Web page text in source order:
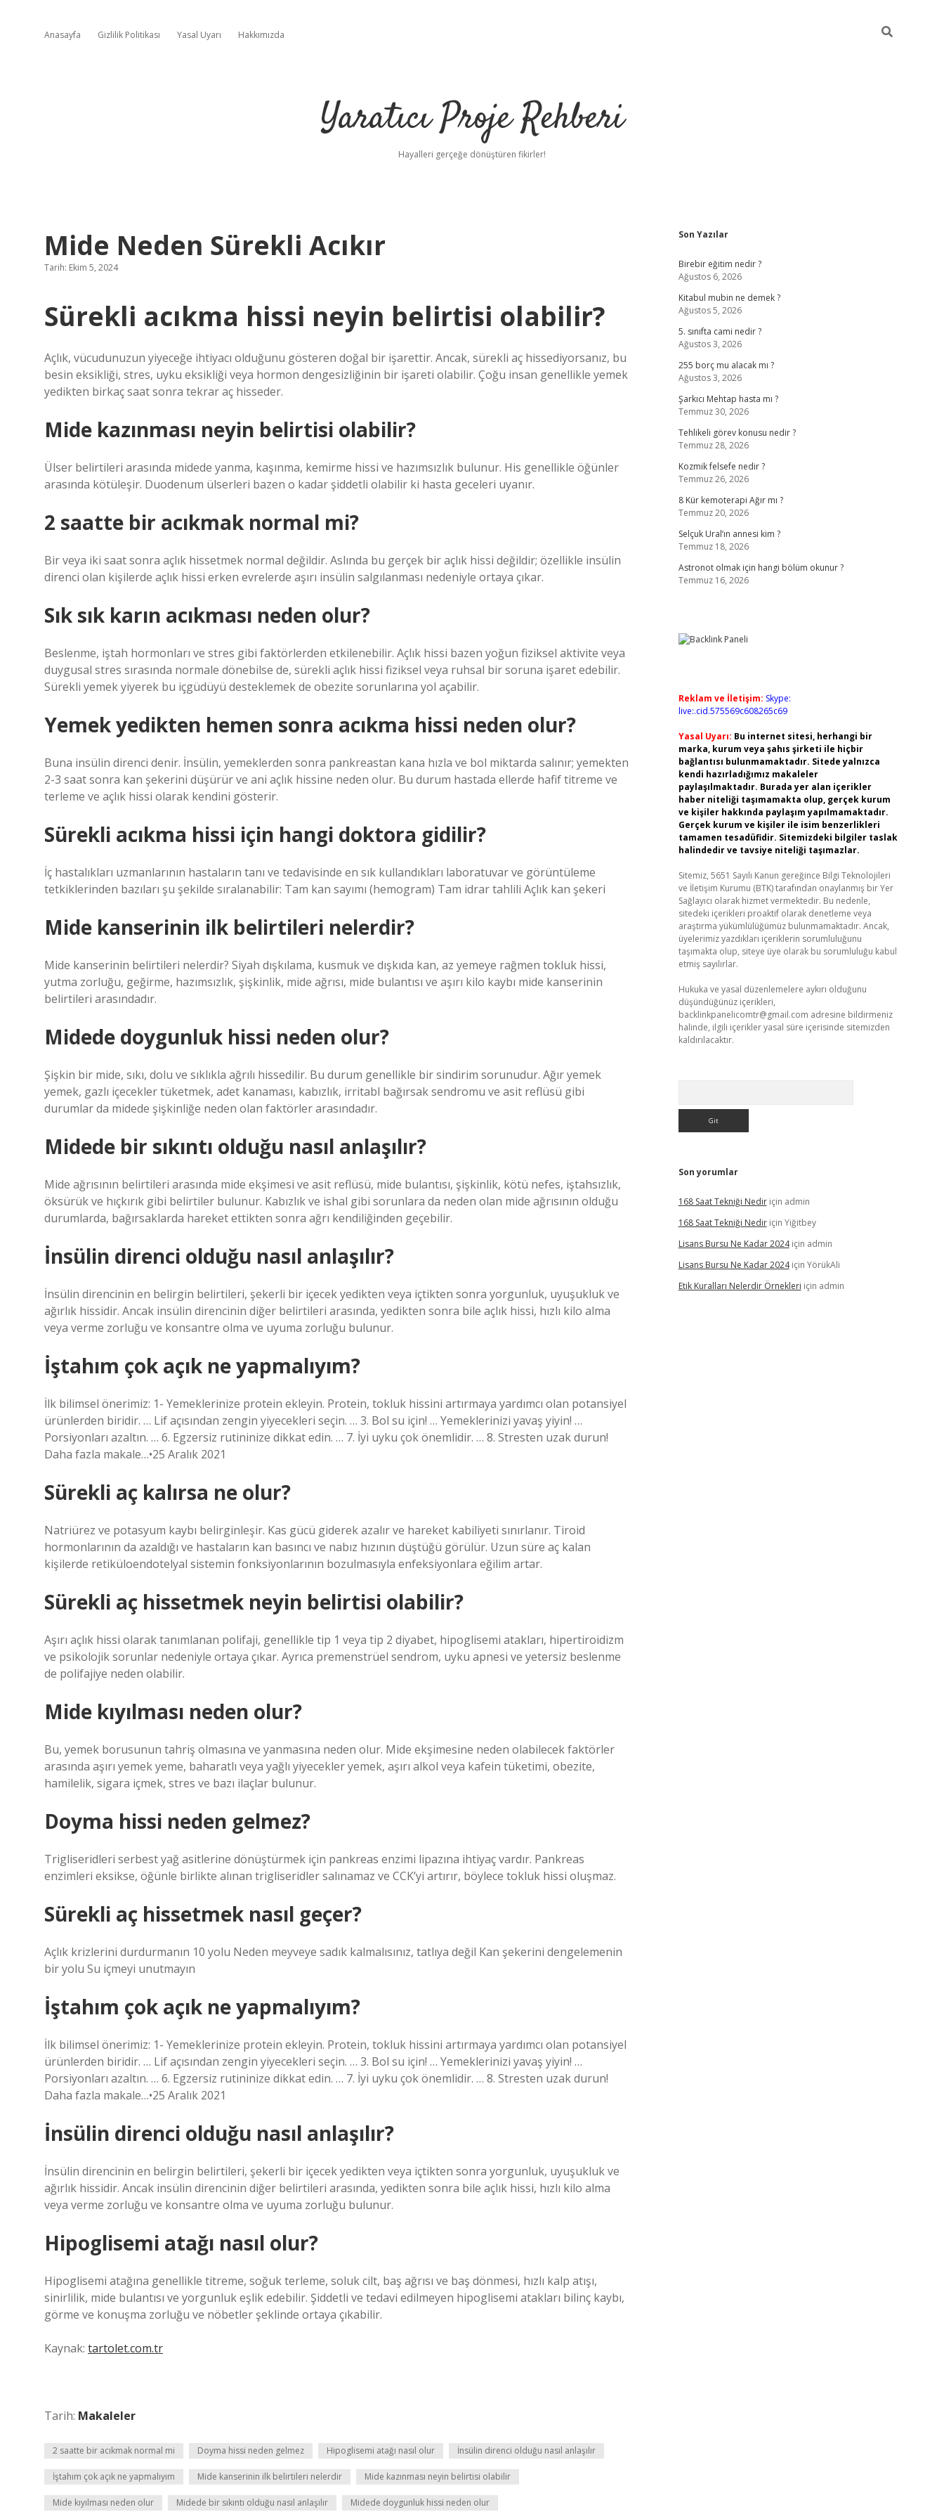
Anasayfa Gizlilik Politikası Yasal Uyarı Hakkımızda
Yaratıcı Proje Rehberi
Hayalleri gerçeğe dönüştüren fikirler!
Mide Neden Sürekli Acıkır
Tarih: Ekim 5, 2024
Sürekli acıkma hissi neyin belirtisi olabilir?
Açlık, vücudunuzun yiyeceğe ihtiyacı olduğunu gösteren doğal bir işarettir. Ancak, sürekli aç hissediyorsanız, bu
besin eksikliği, stres, uyku eksikliği veya hormon dengesizliğinin bir işareti olabilir. Çoğu insan genellikle yemek
yedikten birkaç saat sonra tekrar aç hisseder.
Mide kazınması neyin belirtisi olabilir?
Ülser belirtileri arasında midede yanma, kaşınma, kemirme hissi ve hazımsızlık bulunur. His genellikle öğünler
arasında kötüleşir. Duodenum ülserleri bazen o kadar şiddetli olabilir ki hasta geceleri uyanır.
2 saatte bir acıkmak normal mi?
Bir veya iki saat sonra açlık hissetmek normal değildir. Aslında bu gerçek bir açlık hissi değildir; özellikle insülin
direnci olan kişilerde açlık hissi erken evrelerde aşırı insülin salgılanması nedeniyle ortaya çıkar.
Sık sık karın acıkması neden olur?
Beslenme, iştah hormonları ve stres gibi faktörlerden etkilenebilir. Açlık hissi bazen yoğun fiziksel aktivite veya
duygusal stres sırasında normale dönebilse de, sürekli açlık hissi fiziksel veya ruhsal bir soruna işaret edebilir.
Sürekli yemek yiyerek bu içgüdüyü desteklemek de obezite sorunlarına yol açabilir.
Yemek yedikten hemen sonra acıkma hissi neden olur?
Buna insülin direnci denir. İnsülin, yemeklerden sonra pankreastan kana hızla ve bol miktarda salınır; yemekten
2-3 saat sonra kan şekerini düşürür ve ani açlık hissine neden olur. Bu durum hastada ellerde hafif titreme ve
terleme ve açlık hissi olarak kendini gösterir.
Sürekli acıkma hissi için hangi doktora gidilir?
İç hastalıkları uzmanlarının hastaların tanı ve tedavisinde en sık kullandıkları laboratuvar ve görüntüleme
tetkiklerinden bazıları şu şekilde sıralanabilir: Tam kan sayımı (hemogram) Tam idrar tahlili Açlık kan şekeri
Mide kanserinin ilk belirtileri nelerdir?
Mide kanserinin belirtileri nelerdir? Siyah dışkılama, kusmuk ve dışkıda kan, az yemeye rağmen tokluk hissi,
yutma zorluğu, geğirme, hazımsızlık, şişkinlik, mide ağrısı, mide bulantısı ve aşırı kilo kaybı mide kanserinin
belirtileri arasındadır.
Midede doygunluk hissi neden olur?
Şişkin bir mide, sıkı, dolu ve sıklıkla ağrılı hissedilir. Bu durum genellikle bir sindirim sorunudur. Ağır yemek
yemek, gazlı içecekler tüketmek, adet kanaması, kabızlık, irritabl bağırsak sendromu ve asit reflüsü gibi
durumlar da midede şişkinliğe neden olan faktörler arasındadır.
Midede bir sıkıntı olduğu nasıl anlaşılır?
Mide ağrısının belirtileri arasında mide ekşimesi ve asit reflüsü, mide bulantısı, şişkinlik, kötü nefes, iştahsızlık,
öksürük ve hıçkırık gibi belirtiler bulunur. Kabızlık ve ishal gibi sorunlara da neden olan mide ağrısının olduğu
durumlarda, bağırsaklarda hareket ettikten sonra ağrı kendiliğinden geçebilir.
İnsülin direnci olduğu nasıl anlaşılır?
İnsülin direncinin en belirgin belirtileri, şekerli bir içecek yedikten veya içtikten sonra yorgunluk, uyuşukluk ve
ağırlık hissidir. Ancak insülin direncinin diğer belirtileri arasında, yedikten sonra bile açlık hissi, hızlı kilo alma
veya verme zorluğu ve konsantre olma ve uyuma zorluğu bulunur.
İştahım çok açık ne yapmalıyım?
İlk bilimsel önerimiz: 1- Yemeklerinize protein ekleyin. Protein, tokluk hissini artırmaya yardımcı olan potansiyel
ürünlerden biridir. … Lif açısından zengin yiyecekleri seçin. … 3. Bol su için! … Yemeklerinizi yavaş yiyin! …
Porsiyonları azaltın. … 6. Egzersiz rutininize dikkat edin. … 7. İyi uyku çok önemlidir. … 8. Stresten uzak durun!
Daha fazla makale…•25 Aralık 2021
Sürekli aç kalırsa ne olur?
Natriürez ve potasyum kaybı belirginleşir. Kas gücü giderek azalır ve hareket kabiliyeti sınırlanır. Tiroid
hormonlarının da azaldığı ve hastaların kan basıncı ve nabız hızının düştüğü görülür. Uzun süre aç kalan
kişilerde retiküloendotelyal sistemin fonksiyonlarının bozulmasıyla enfeksiyonlara eğilim artar.
Sürekli aç hissetmek neyin belirtisi olabilir?
Aşırı açlık hissi olarak tanımlanan polifaji, genellikle tip 1 veya tip 2 diyabet, hipoglisemi atakları, hipertiroidizm
ve psikolojik sorunlar nedeniyle ortaya çıkar. Ayrıca premenstrüel sendrom, uyku apnesi ve yetersiz beslenme
de polifajiye neden olabilir.
Mide kıyılması neden olur?
Bu, yemek borusunun tahriş olmasına ve yanmasına neden olur. Mide ekşimesine neden olabilecek faktörler
arasında aşırı yemek yeme, baharatlı veya yağlı yiyecekler yemek, aşırı alkol veya kafein tüketimi, obezite,
hamilelik, sigara içmek, stres ve bazı ilaçlar bulunur.
Doyma hissi neden gelmez?
Trigliseridleri serbest yağ asitlerine dönüştürmek için pankreas enzimi lipazına ihtiyaç vardır. Pankreas
enzimleri eksikse, öğünle birlikte alınan trigliseridler salınamaz ve CCK’yi artırır, böylece tokluk hissi oluşmaz.
Sürekli aç hissetmek nasıl geçer?
Açlık krizlerini durdurmanın 10 yolu Neden meyveye sadık kalmalısınız, tatlıya değil Kan şekerini dengelemenin
bir yolu Su içmeyi unutmayın
İştahım çok açık ne yapmalıyım?
İlk bilimsel önerimiz: 1- Yemeklerinize protein ekleyin. Protein, tokluk hissini artırmaya yardımcı olan potansiyel
ürünlerden biridir. … Lif açısından zengin yiyecekleri seçin. … 3. Bol su için! … Yemeklerinizi yavaş yiyin! …
Porsiyonları azaltın. … 6. Egzersiz rutininize dikkat edin. … 7. İyi uyku çok önemlidir. … 8. Stresten uzak durun!
Daha fazla makale…•25 Aralık 2021
İnsülin direnci olduğu nasıl anlaşılır?
İnsülin direncinin en belirgin belirtileri, şekerli bir içecek yedikten veya içtikten sonra yorgunluk, uyuşukluk ve
ağırlık hissidir. Ancak insülin direncinin diğer belirtileri arasında, yedikten sonra bile açlık hissi, hızlı kilo alma
veya verme zorluğu ve konsantre olma ve uyuma zorluğu bulunur.
Hipoglisemi atağı nasıl olur?
Hipoglisemi atağına genellikle titreme, soğuk terleme, soluk cilt, baş ağrısı ve baş dönmesi, hızlı kalp atışı,
sinirlilik, mide bulantısı ve yorgunluk eşlik edebilir. Şiddetli ve tedavi edilmeyen hipoglisemi atakları bilinç kaybı,
görme ve konuşma zorluğu ve nöbetler şeklinde ortaya çıkabilir.
Kaynak: tartolet.com.tr
Tarih: Makaleler
2 saatte bir acıkmak normal mi Doyma hissi neden gelmez Hipoglisemi atağı nasıl olur İnsülin direnci olduğu nasıl anlaşılır
İştahım çok açık ne yapmalıyım Mide kanserinin ilk belirtileri nelerdir Mide kazınması neyin belirtisi olabilir
Mide kıyılması neden olur Midede bir sıkıntı olduğu nasıl anlaşılır Midede doygunluk hissi neden olur
Sidebar
Son Yazılar
Birebir eğitim nedir ?
Ağustos 6, 2026
Kitabul mubin ne demek ?
Ağustos 5, 2026
5. sınıfta cami nedir ?
Ağustos 3, 2026
255 borç mu alacak mı ?
Ağustos 3, 2026
Şarkıcı Mehtap hasta mı ?
Temmuz 30, 2026
Tehlikeli görev konusu nedir ?
Temmuz 28, 2026
Kozmik felsefe nedir ?
Temmuz 26, 2026
8 Kür kemoterapi Ağır mı ?
Temmuz 20, 2026
Selçuk Ural’ın annesi kim ?
Temmuz 18, 2026
Astronot olmak için hangi bölüm okunur ?
Temmuz 16, 2026
Reklam ve İletişim: Skype:
live:.cid.575569c608265c69
Yasal Uyarı: Bu internet sitesi, herhangi bir
marka, kurum veya şahıs şirketi ile hiçbir
bağlantısı bulunmamaktadır. Sitede yalnızca
kendi hazırladığımız makaleler
paylaşılmaktadır. Burada yer alan içerikler
haber niteliği taşımamakta olup, gerçek kurum
ve kişiler hakkında paylaşım yapılmamaktadır.
Gerçek kurum ve kişiler ile isim benzerlikleri
tamamen tesadüfidir. Sitemizdeki bilgiler taslak
halindedir ve tavsiye niteliği taşımazlar.
Sitemiz, 5651 Sayılı Kanun gereğince Bilgi Teknolojileri
ve İletişim Kurumu (BTK) tarafından onaylanmış bir Yer
Sağlayıcı olarak hizmet vermektedir. Bu nedenle,
sitedeki içerikleri proaktif olarak denetleme veya
araştırma yükümlülüğümüz bulunmamaktadır. Ancak,
üyelerimiz yazdıkları içeriklerin sorumluluğunu
taşımakta olup, siteye üye olarak bu sorumluluğu kabul
etmiş sayılırlar.
Hukuka ve yasal düzenlemelere aykırı olduğunu
düşündüğünüz içerikleri,
backlinkpanelicomtr@gmail.com adresine bildirmeniz
halinde, ilgili içerikler yasal süre içerisinde sitemizden
kaldırılacaktır.
Son yorumlar
168 Saat Tekniği Nediriçin admin
168 Saat Tekniği Nediriçin Yiğitbey
Lisans Bursu Ne Kadar 2024için admin
Lisans Bursu Ne Kadar 2024için YörükAli
Etik Kuralları Nelerdir Örnekleri için admin
https://betci.co/vd casino giriş